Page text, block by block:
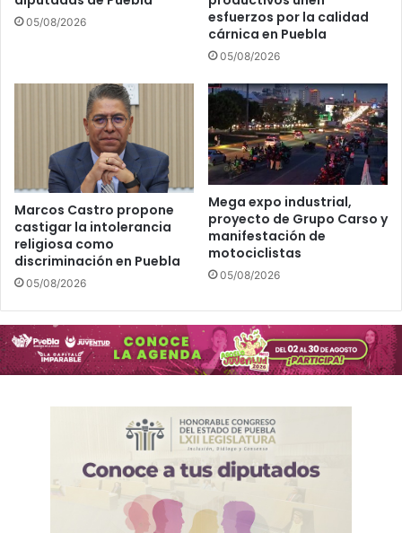
05/08/2026
esfuerzos por la calidad
cárnica en Puebla
05/08/2026
Marcos Castro propone
castigar la intolerancia
religiosa como
discriminación en Puebla
05/08/2026
Mega expo industrial,
proyecto de Grupo Carso y
manifestación de
motociclistas
05/08/2026